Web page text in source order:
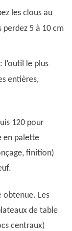
les clous au
perdez 5 à 10 cm
l’outil le plus
entières,
120 pour
en palette
finition)
obtenue. Les
de table
centraux)